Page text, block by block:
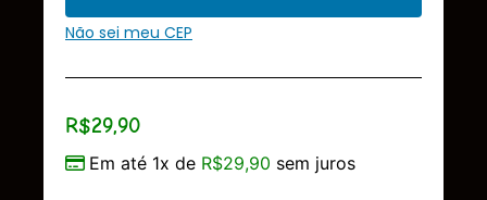
Não sei meu CEP
R$29,90
Em até 1x de R$29,90 sem juros